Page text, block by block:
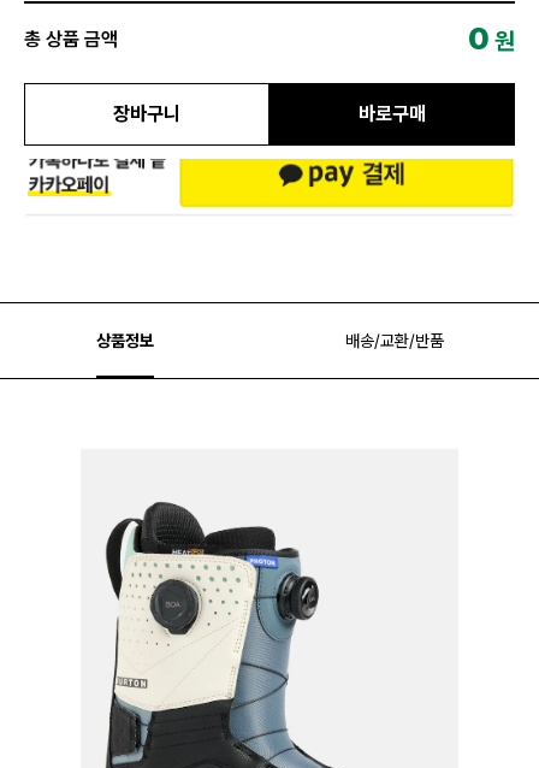
총 상품 금액 0 원
장바구니 바로구매
상품정보 배송/교환/반품